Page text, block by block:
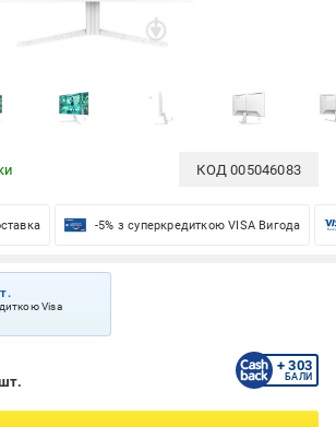
КОД005046083
-5% з суперкредиткою VISA Вигода
Visa
+ 303
БАЛИ